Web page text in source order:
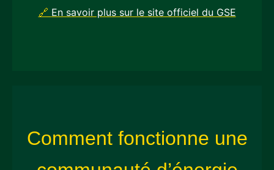
🔗 En savoir plus sur le site officiel du GSE
Comment fonctionne une